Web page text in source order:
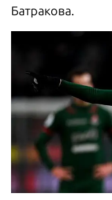
Батракова.